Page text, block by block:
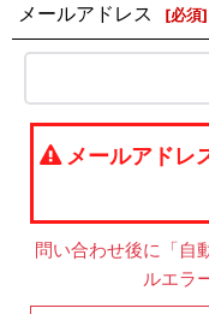
メールアドレス [必須]
メールアドレ
問い合わせ後に「自
ルエラ